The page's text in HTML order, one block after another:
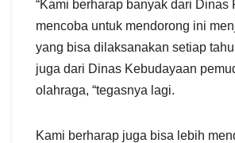
“Kami berharap banyak dari Dinas
mencoba untuk mendorong ini
yang bisa dilaksanakan setiap
juga dari Dinas Kebudayaan
olahraga, “tegasnya lagi.
Kami berharap juga bisa lebih